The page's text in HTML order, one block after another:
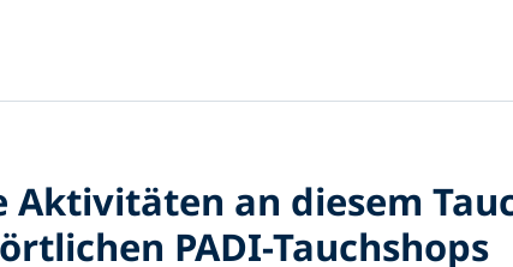
Aktivitäten an diesem
örtlichen PADI-Tauchshops